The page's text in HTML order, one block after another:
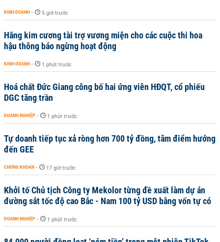
KINH DOANH - 5 giờ trước
Hãng kim cương tài trợ vương miện cho các cuộc thi hoa
hậu thông báo ngừng hoạt động
KINH DOANH - 1 phút trước
Hoá chất Đức Giang công bố hai ứng viên HĐQT, cổ phiếu
DGC tăng trần
DOANH NGHIỆP - 1 phút trước
Tự doanh tiếp tục xả ròng hơn 700 tỷ đồng, tâm điểm hướng
đến GEE
CHỨNG KHOÁN - 17 giờ trước
Khởi tố Chủ tịch Công ty Mekolor từng đề xuất làm dự án
đường sắt tốc độ cao Bắc - Nam 100 tỷ USD bằng vốn tự có
DOANH NGHIỆP - 1 phút trước